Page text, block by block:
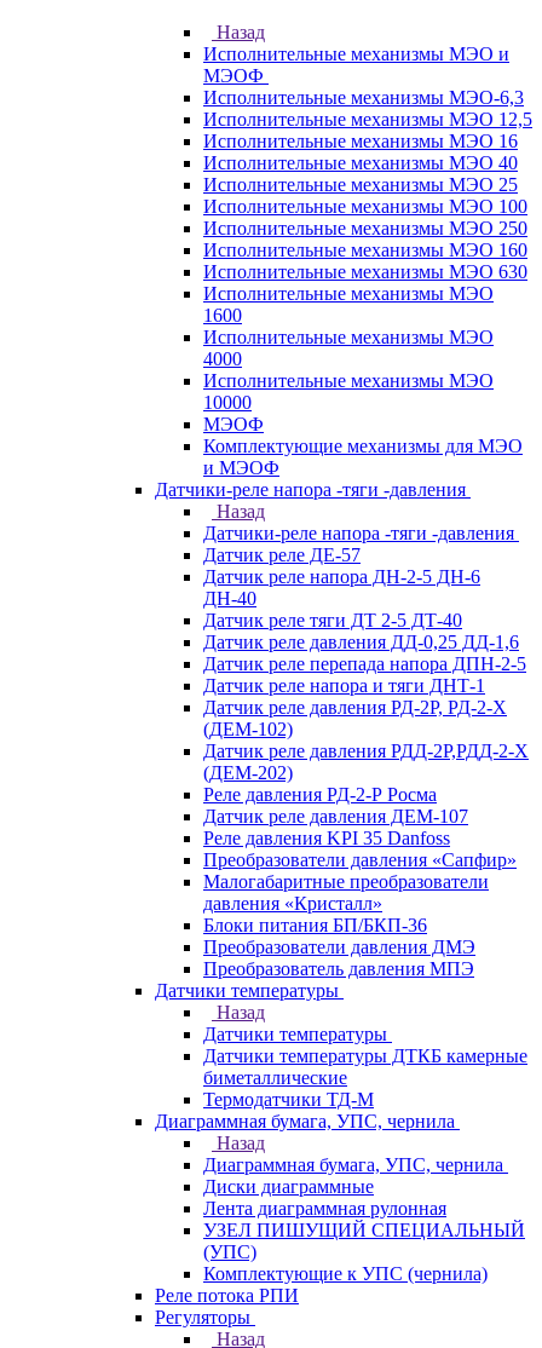
Назад
Исполнительные механизмы МЭО и
МЭОФ
Исполнительные механизмы МЭО-6,3
Исполнительные механизмы МЭО 12,5
Исполнительные механизмы МЭО 16
Исполнительные механизмы МЭО 40
Исполнительные механизмы МЭО 25
Исполнительные механизмы МЭО 100
Исполнительные механизмы МЭО 250
Исполнительные механизмы МЭО 160
Исполнительные механизмы МЭО 630
Исполнительные механизмы МЭО
1600
Исполнительные механизмы МЭО
4000
Исполнительные механизмы МЭО
10000
МЭОФ
Комплектующие механизмы для МЭО
и МЭОФ
Датчики-реле напора -тяги -давления
Назад
Датчики-реле напора -тяги -давления
Датчик реле ДЕ-57
Датчик реле напора ДН-2-5 ДН-6
ДН-40
Датчик реле тяги ДТ 2-5 ДТ-40
Датчик реле давления ДД-0,25 ДД-1,6
Датчик реле перепада напора ДПН-2-5
Датчик реле напора и тяги ДНТ-1
Датчик реле давления РД-2Р, РД-2-Х
(ДЕМ-102)
Датчик реле давления РДД-2Р,РДД-2-Х
(ДЕМ-202)
Реле давления РД-2-Р Росма
Датчик реле давления ДЕМ-107
Реле давления KPI 35 Danfoss
Преобразователи давления «Сапфир»
Малогабаритные преобразователи
давления «Кристалл»
Блоки питания БП/БКП-36
Преобразователи давления ДМЭ
Преобразователь давления МПЭ
Датчики температуры
Назад
Датчики температуры
Датчики температуры ДТКБ камерные
биметаллические
Термодатчики ТД-М
Диаграммная бумага, УПС, чернила
Назад
Диаграммная бумага, УПС, чернила
Диски диаграммные
Лента диаграммная рулонная
УЗЕЛ ПИШУЩИЙ СПЕЦИАЛЬНЫЙ
(УПС)
Комплектующие к УПС (чернила)
Реле потока РПИ
Регуляторы
Назад